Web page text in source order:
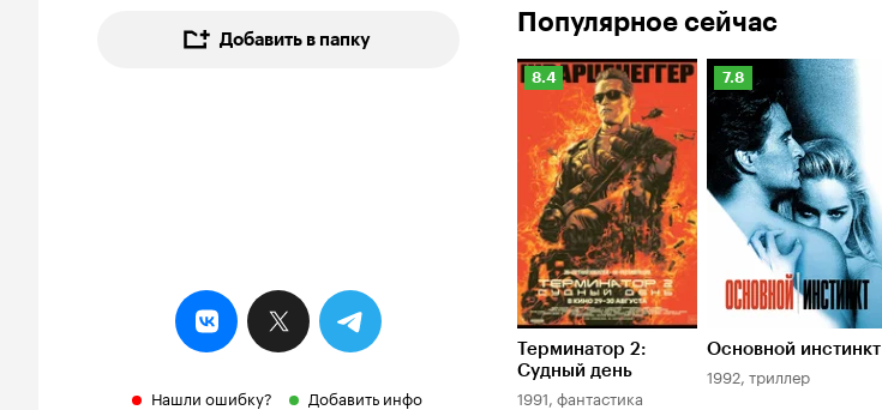
Добавить в папку
Нашли ошибку? Добавить инфо
Популярное сейчас
Рейтинг
Кинопоиска
8.4
Терминатор 2:
Судный день
1991, фантастика
Рейтинг
Кинопоиска
7.8
7.8
Основной инстинкт
1992, триллер